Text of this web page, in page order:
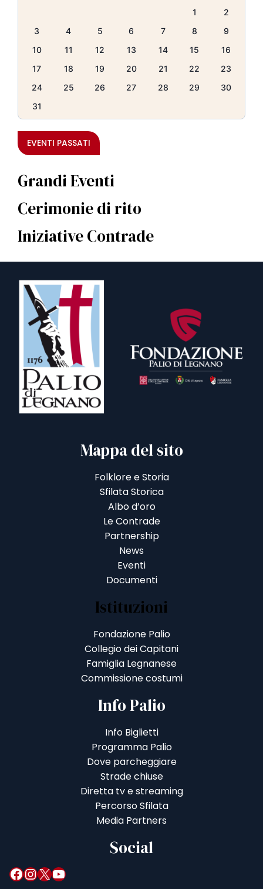
1
2
3
4 5 6 7 8
9
10
11 12 13 14 15
16
17
18 19 20 21 22
23
24
25 26 27 28 29
30
31
EVENTI PASSATI
Grandi Eventi
Cerimonie di rito
Iniziative Contrade
Mappa del sito
Folklore e Storia
Sfilata Storica
Albo d’oro
Le Contrade
Partnership
News
Eventi
Documenti
Istituzioni
Fondazione Palio
Collegio dei Capitani
Famiglia Legnanese
Commissione costumi
Info Palio
Info Biglietti
Programma Palio
Dove parcheggiare
Strade chiuse
Diretta tv e streaming
Percorso Sfilata
Media Partners
Social
Facebook InstagramX YouTube